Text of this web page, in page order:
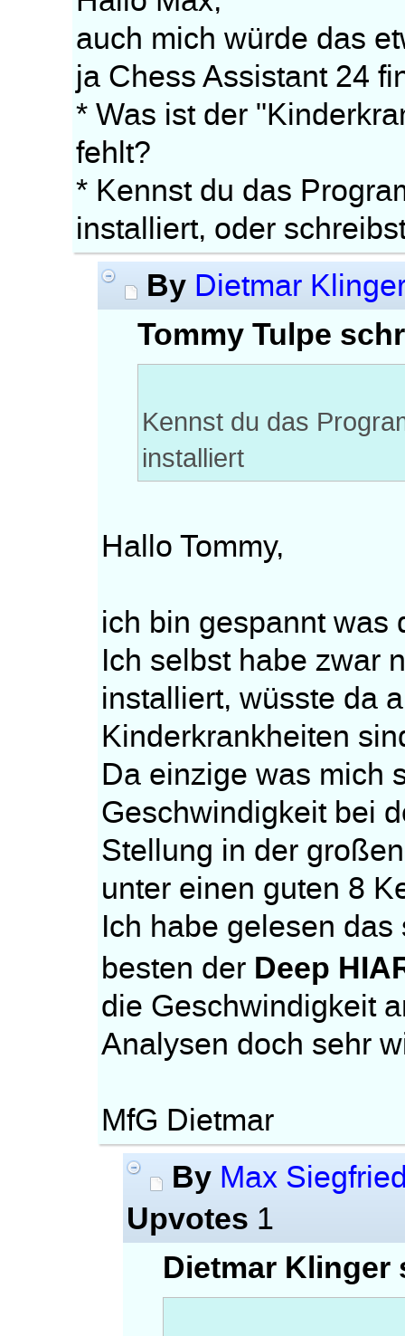
auch mich würde das
ja Chess Assistant 24
* Was ist der
fehlt?
* Kennst du das
installiert, oder
By Dietmar
Tommy Tulpe
Kennst du das
installiert
Hallo Tommy,
ich bin gespannt was
Ich selbst habe zwar
installiert, wüsste da
Kinderkrankheiten
Da einzige was mich
Geschwindigkeit bei
Stellung in der
unter einen guten 8
Ich habe gelesen
besten der Deep
die Geschwindigkeit
Analysen doch sehr
MfG Dietmar
By Max
Upvotes 1
Dietmar Klinger